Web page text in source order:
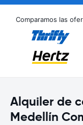
Comparamos las
Alquiler de
Medellín